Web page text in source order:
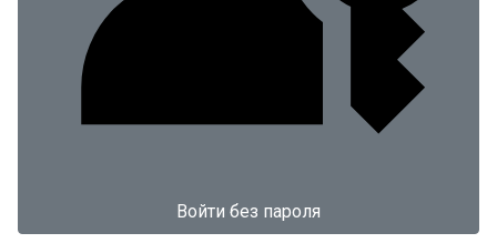
Войти без пароля